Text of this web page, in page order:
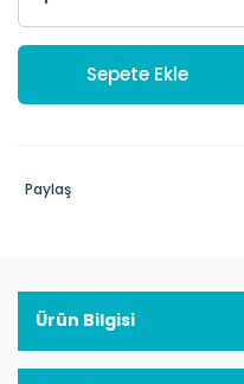
Sepete Ekle
Paylaş
Ürün Bilgisi